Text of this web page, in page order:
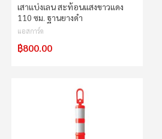
เสาแบ่งเลน สะท้อนแสงขาวแดง
110 ซม. ฐานยางดำ
แอสการ์ด
฿800.00